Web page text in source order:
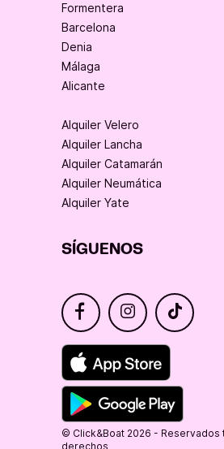
Formentera
Barcelona
Denia
Málaga
Alicante
Alquiler Velero
Alquiler Lancha
Alquiler Catamarán
Alquiler Neumática
Alquiler Yate
SÍGUENOS
© Click&Boat 2026 - Reservados
derechos